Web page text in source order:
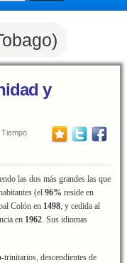
y
Tiempo
las dos más grandes las que
(el 96% reside en
Colón en 1498, y cedida al
en 1962. Sus idiomas
-trinitarios, descendientes de